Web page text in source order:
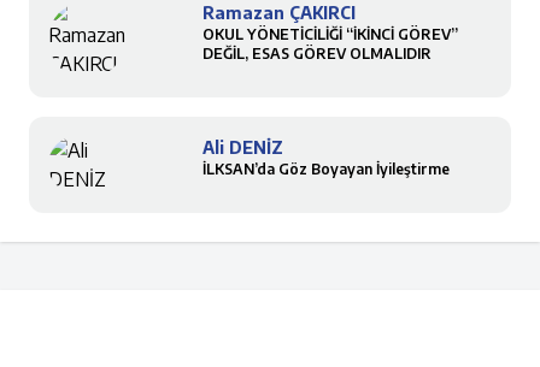
Ramazan ÇAKIRCI
OKUL YÖNETİCİLİĞİ “İKİNCİ GÖREV”
DEĞİL, ESAS GÖREV OLMALIDIR
Ali DENİZ
İLKSAN’da Göz Boyayan İyileştirme